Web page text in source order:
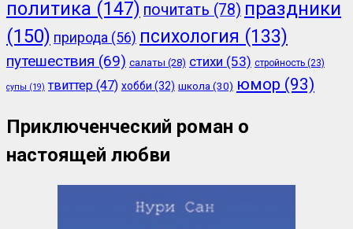
политика (147) почитать (78) праздники
(150) природа (56) психология (133)
путешествия (69) салаты (28) стихи (53) стройность (23)
супы (19) твиттер (47) хобби (32) школа (30) юмор (93)
Приключенческий роман о
настоящей любви